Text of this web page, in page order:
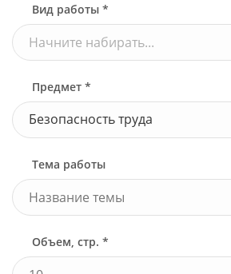
Вид работы *
Начните набирать...
Предмет *
Безопасность труда
Тема работы
Объем, стр. *